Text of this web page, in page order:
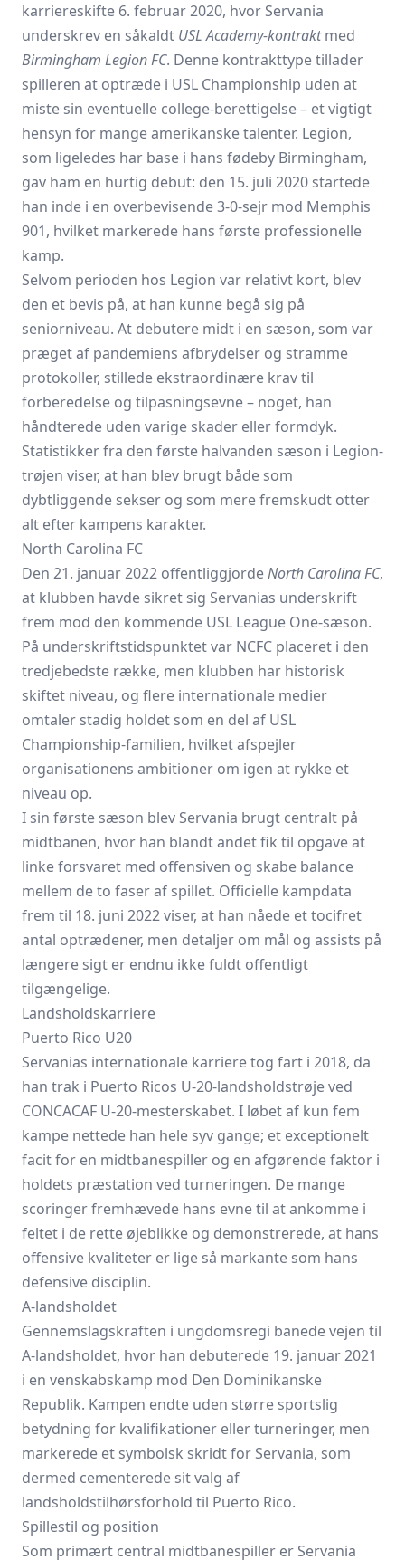
karriereskifte 6. februar 2020, hvor Servania
underskrev en såkaldt USL Academy-kontraktmed
Birmingham Legion FC. Denne kontrakttype tillader
spilleren at optræde i USL Championship uden at
miste sin eventuelle college-berettigelse – et vigtigt
hensyn for mange amerikanske talenter. Legion,
som ligeledes har base i hans fødeby Birmingham,
gav ham en hurtig debut: den 15. juli 2020 startede
han inde i en overbevisende 3-0-sejr mod Memphis
901, hvilket markerede hans første professionelle
kamp.
Selvom perioden hos Legion var relativt kort, blev
den et bevis på, at han kunne begå sig på
seniorniveau. At debutere midt i en sæson, som var
præget af pandemiens afbrydelser og stramme
protokoller, stillede ekstraordinære krav til
forberedelse og tilpasningsevne – noget, han
håndterede uden varige skader eller formdyk.
Statistikker fra den første halvanden sæson i Legion-
trøjen viser, at han blev brugt både som
dybtliggende sekser og som mere fremskudt otter
alt efter kampens karakter.
North Carolina FC
Den 21. januar 2022 offentliggjordeNorth Carolina FC,
at klubben havde sikret sig Servanias underskrift
frem mod den kommende USL League One-sæson.
På underskriftstidspunktet var NCFC placeret i den
tredjebedste række, men klubben har historisk
skiftet niveau, og flere internationale medier
omtaler stadig holdet som en del af USL
Championship-familien, hvilket afspejler
organisationens ambitioner om igen at rykke et
niveau op.
I sin første sæson blev Servania brugt centralt på
midtbanen, hvor han blandt andet fik til opgave at
linke forsvaret med offensiven og skabe balance
mellem de to faser af spillet. Officielle kampdata
frem til 18. juni 2022 viser, at han nåede et tocifret
antal optrædener, men detaljer om mål og assists på
længere sigt er endnu ikke fuldt offentligt
tilgængelige.
Landsholdskarriere
Puerto Rico U20
Servanias internationale karriere tog fart i 2018, da
han trak i Puerto Ricos U-20-landsholdstrøje ved
CONCACAF U-20-mesterskabet. I løbet af kun fem
kampe nettede han hele syv gange; et exceptionelt
facit for en midtbanespiller og en afgørende faktor i
holdets præstation ved turneringen. De mange
scoringer fremhævede hans evne til at ankomme i
feltet i de rette øjeblikke og demonstrerede, at hans
offensive kvaliteter er lige så markante som hans
defensive disciplin.
A-landsholdet
Gennemslagskraften i ungdomsregi banede vejen til
A-landsholdet, hvor han debuterede 19. januar 2021
i en venskabskamp mod Den Dominikanske
Republik. Kampen endte uden større sportslig
betydning for kvalifikationer eller turneringer, men
markerede et symbolsk skridt for Servania, som
dermed cementerede sit valg af
landsholdstilhørsforhold til Puerto Rico.
Spillestil og position
Som primært central midtbanespiller er Servania